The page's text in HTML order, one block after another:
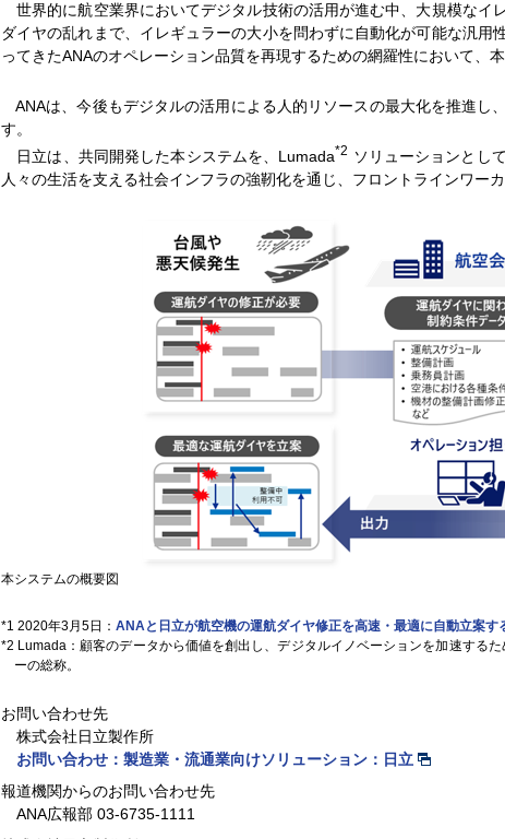
世界的に航空業界においてデジタル技術の活用が進む中、大規模なイ
ダイヤの乱れまで、イレギュラーの大小を問わずに自動化が可能な汎
ってきたANAのオペレーション品質を再現するための網羅性において、
ANAは、今後もデジタルの活用による人的リソースの最大化を推進し
す。
日立は、共同開発した本システムを、Lumada*2 ソリューションとし
人々の生活を支える社会インフラの強靭化を通じ、フロントラインワー
本システムの概要図
*1 2020年3月5日： ANAと日立が航空機の運航ダイヤ修正を高速・最適に自動立案す
*2 Lumada：顧客のデータから価値を創出し、デジタルイノベーションを加速する
ーの総称。
お問い合わせ先
株式会社日立製作所
お問い合わせ： 製造業・流通業向けソリューション：日立
報道機関からのお問い合わせ先
ANA広報部 03-6735-1111